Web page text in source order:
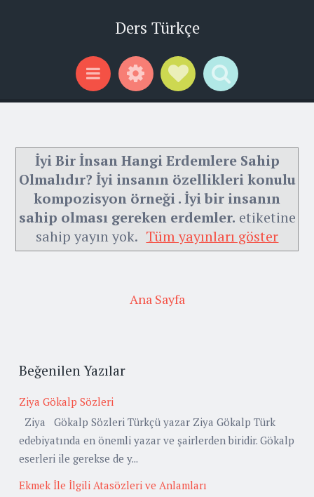
Ders Türkçe
Menu WidgetsSocial Links
Search
İyi Bir İnsan Hangi Erdemlere Sahip
Olmalıdır? İyi insanın özellikleri konulu
kompozisyon örneği . İyi bir insanın
sahip olması gereken erdemler. etiketine
sahip yayın yok. Tüm yayınları göster
Ana Sayfa
Beğenilen Yazılar
Ziya Gökalp Sözleri
Ziya Gökalp Sözleri Türkçü yazar Ziya Gökalp Türk
edebiyatında en önemli yazar ve şairlerden biridir. Gökalp
eserleri ile gerekse de y...
Ekmek İle İlgili Atasözleri ve Anlamları